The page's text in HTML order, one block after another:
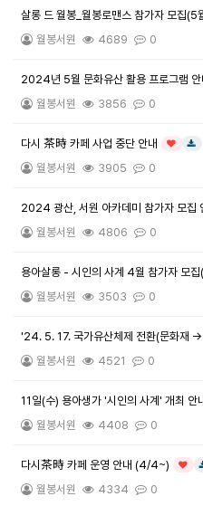
살롱 드 월봉_월봉로맨스 참가자 모집
월봉서원 4689 0
2024년 5월 문화유산 활용 프로그램 안
월봉서원 3856 0
다시 茶時 카페 사업 중단 안내 인기글다운
월봉서원 3905 0
2024 광산, 서원 아카데미 참가자 모집
월봉서원 4806 0
용아살롱 - 시인의 사계 4월 참가자 모
월봉서원 3503 0
'24. 5. 17. 국가유산체제 전환(문화재 →
월봉서원 4521 0
11일(수) 용아생가 '시인의 사계' 개최 안
월봉서원 4408 0
다시茶時 카페 운영 안내 (4/4~) 인기글
월봉서원 4334 0